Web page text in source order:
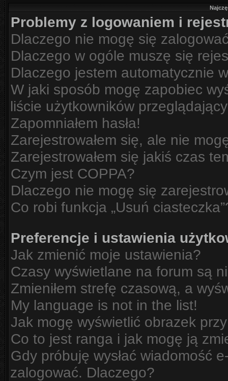
Problemy z logowaniem i
Dlaczego nie mogę się
Dlaczego w ogóle muszę się
Dlaczego jestem automatycznie
W jaki sposób mogę zapobiec
liście użytkowników
Zapomniałem hasła!
Zarejestrowałem się, ale nie
Zarejestrowałem się jakiś czas
Czym jest COPPA?
Dlaczego nie mogę się
Co robi funkcja „Usuń
Preferencje i ustawienia
Jak zmienić moje ustawienia?
Czasy wyświetlane na forum są
Zmieniłem strefę czasową, a
My language is not in the list!
Jak mogę wyświetlić obrazek
Co to jest ranga i jak mogę ją
Gdy próbuję wysłać wiadomość
zalogować. Dlaczego?